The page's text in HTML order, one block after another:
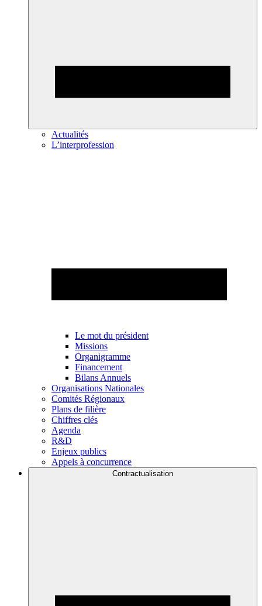
Actualités
L’interprofession
Le mot du président
Missions
Organigramme
Financement
Bilans Annuels
Organisations Nationales
Comités Régionaux
Plans de filière
Chiffres clés
Agenda
R&D
Enjeux publics
Appels à concurrence
Contractualisation